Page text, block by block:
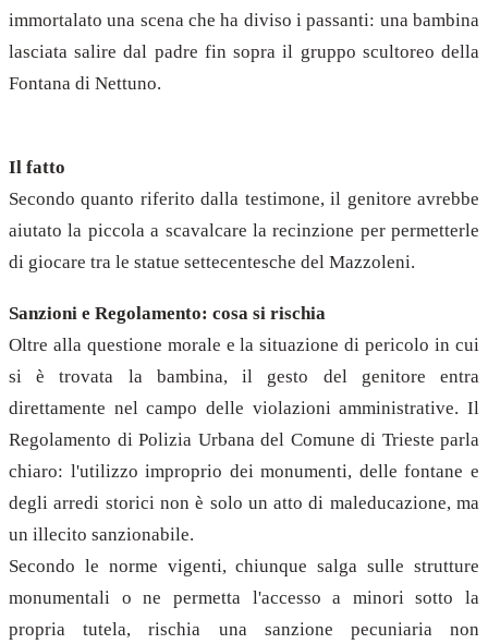
immortalato una scena che ha diviso i passanti: una bambina
lasciata salire dal padre fin sopra il gruppo scultoreo della
Fontana di Nettuno.
Il fatto
Secondo quanto riferito dalla testimone, il genitore avrebbe
aiutato la piccola a scavalcare la recinzione per permetterle
di giocare tra le statue settecentesche del Mazzoleni.
Sanzioni e Regolamento: cosa si rischia
Oltre alla questione morale e la situazione di pericolo in cui
si è trovata la bambina, il gesto del genitore entra
direttamente nel campo delle violazioni amministrative. Il
Regolamento di Polizia Urbana del Comune di Trieste parla
chiaro: l'utilizzo improprio dei monumenti, delle fontane e
degli arredi storici non è solo un atto di maleducazione, ma
un illecito sanzionabile.
Secondo le norme vigenti, chiunque salga sulle strutture
monumentali o ne permetta l'accesso a minori sotto la
propria tutela, rischia una sanzione pecuniaria non